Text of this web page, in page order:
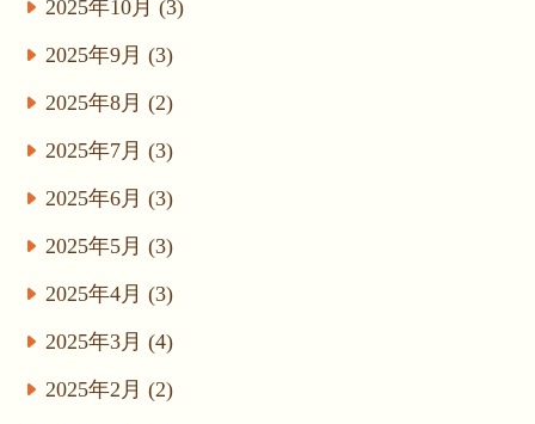
2025年10月 (3)
2025年9月 (3)
2025年8月 (2)
2025年7月 (3)
2025年6月 (3)
2025年5月 (3)
2025年4月 (3)
2025年3月 (4)
2025年2月 (2)